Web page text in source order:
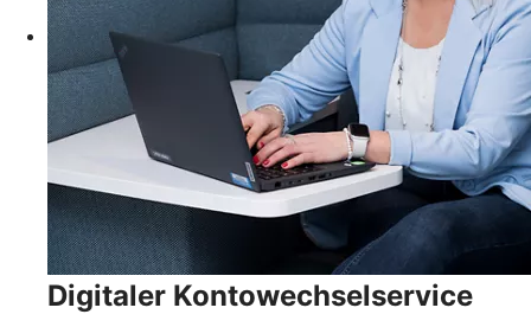
Digitaler Kontowechselservice